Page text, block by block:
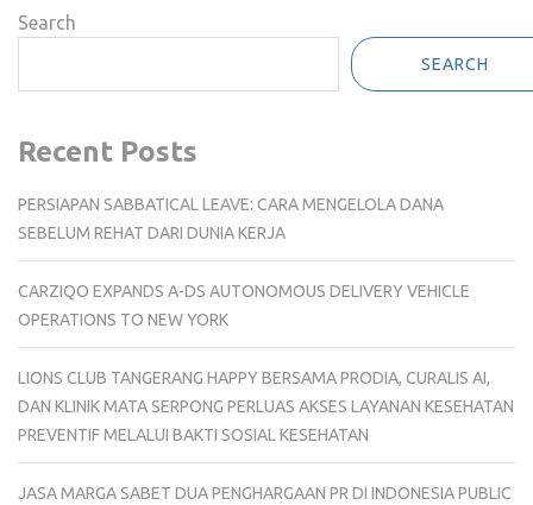
Search
SEARCH
Recent Posts
PERSIAPAN SABBATICAL LEAVE: CARA MENGELOLA DANA
SEBELUM REHAT DARI DUNIA KERJA
CARZIQO EXPANDS A-DS AUTONOMOUS DELIVERY VEHICLE
OPERATIONS TO NEW YORK
LIONS CLUB TANGERANG HAPPY BERSAMA PRODIA, CURALIS AI,
DAN KLINIK MATA SERPONG PERLUAS AKSES LAYANAN KESEHATAN
PREVENTIF MELALUI BAKTI SOSIAL KESEHATAN
JASA MARGA SABET DUA PENGHARGAAN PR DI INDONESIA PUBLIC